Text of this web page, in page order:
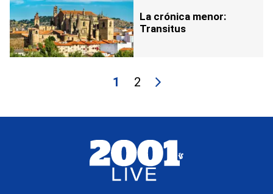
La crónica menor:
Transitus
1 2